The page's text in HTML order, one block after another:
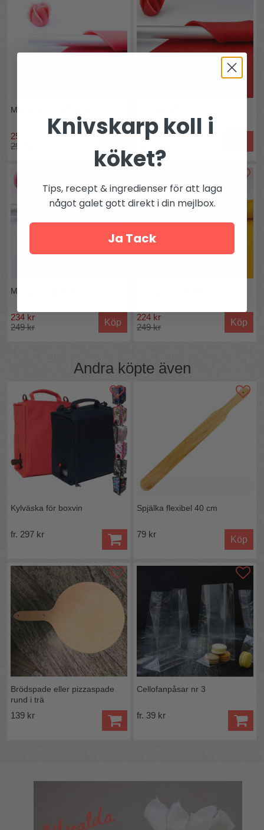
Marsipan rosa 2,5kg
257 kr
299 kr
257 kr
Marsipan Lila 2,5kg
234 kr
249 kr
Köp
224 kr
249 kr
Köp
Andra köpte även
Kylväska för boxvin
fr. 297 kr
Spjälka flexibel 40 cm
79 kr
Köp
Brödspade eller pizzaspade
rund i trä
139 kr
Cellofanpåsar nr 3
fr. 39 kr
Knivskarp koll i
köket?
Tips, recept & ingredienser för att laga
något galet gott direkt i din mejlbox.
Ja Tack